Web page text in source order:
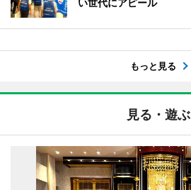
もっと見る
見る・遊ぶ